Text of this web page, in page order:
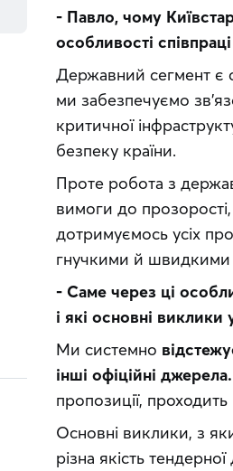
- Павло, чому
особливості
Державний сегмент є
ми забезпечуємо
критичної
безпеку країни.
Проте робота з
вимоги до
дотримуємось усіх
гнучкими й швидкими
- Саме через ці
і які основні
Ми системно
інші офіційні джерела.
пропозиції,
Основні виклики, з
різна якість